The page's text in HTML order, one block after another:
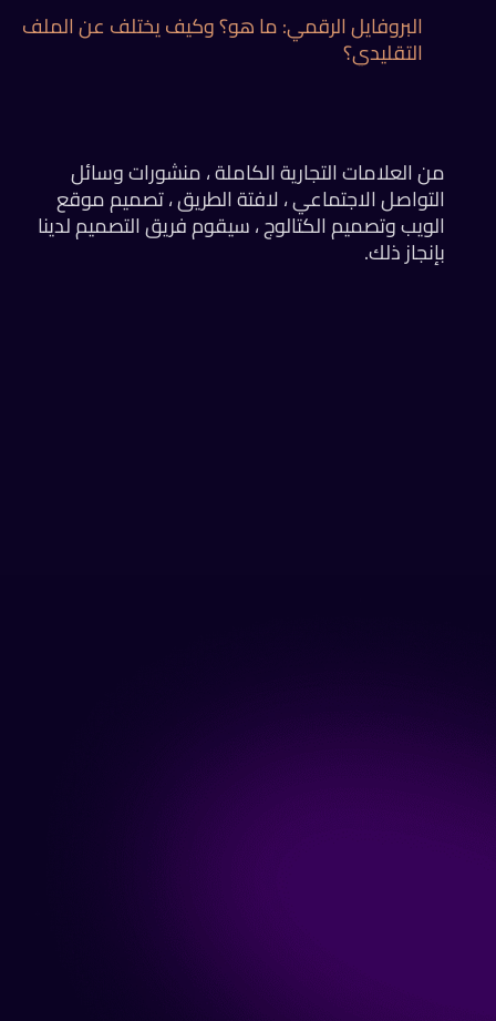
البروفايل الرقمي: ما هو؟ وكيف يختلف عن الملف
التقليدي؟
من العلامات التجارية الكاملة ، منشورات وسائل
التواصل الاجتماعي ، لافتة الطريق ، تصميم موقع
الويب وتصميم الكتالوج ، سيقوم فريق التصميم لدينا
بإنجاز ذلك.